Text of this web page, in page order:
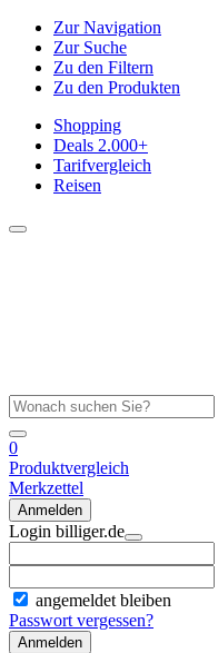
Zur Navigation
Zur Suche
Zu den Filtern
Zu den Produkten
Shopping
Deals 2.000+
Tarifvergleich
Reisen
0
Produktvergleich
Merkzettel
Anmelden
Login billiger.de
angemeldet bleiben
Passwort vergessen?
Anmelden